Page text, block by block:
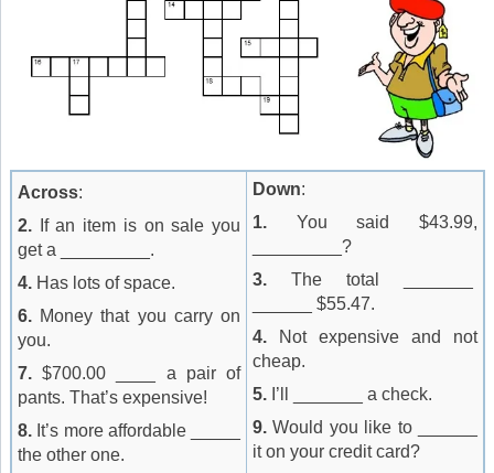
Across:
2.
If an item is on sale you
get a _________.
4. Has lots of space.
6. Money that you carry on
you.
7.$700.00 ____ a pair of
pants. That’s expensive!
8. It’s more affordable _____
the other one.
Down:
1. You said $43.99,
_________?
3. The total _______
______ $55.47.
4.
Not expensive and not
cheap.
5. I’ll _______ a check.
9.Would you like to ______
it on your credit card?